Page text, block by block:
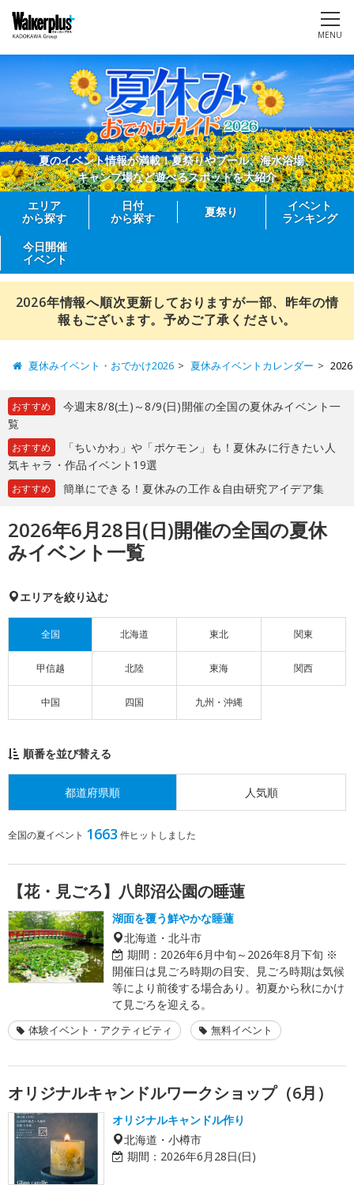
MENU
夏のイベント情報が満載！夏祭りやプール、海水浴場、
キャンプ場など遊べるスポットを大紹介
エリア
から探す
日付
から探す
夏祭り
イベント
ランキング
今日開催
イベント
2026年情報へ順次更新しておりますが一部、昨年の情
報もございます。予めご了承ください。
夏休みイベント・おでかけ2026 夏休みイベントカレンダー
おすすめ
今週末8/8(土)～8/9(日)開催の全国の夏休みイベント一
覧
おすすめ
「ちいかわ」や「ポケモン」も！夏休みに行きたい人
気キャラ・作品イベント19選
おすすめ 簡単にできる！夏休みの工作＆自由研究アイデア集
2026年6月28日(日)開催の全国の夏休
みイベント一覧
エリアを絞り込む
全国 北海道 東北 関東
甲信越 北陸 東海 関西
中国 四国 九州・沖縄
順番を並び替える
都道府県順 人気順
全国の夏イベント 1663 件ヒットしました
【花・見ごろ】八郎沼公園の睡蓮
湖面を覆う鮮やかな睡蓮
北海道・北斗市
期間： 2026年6月中旬～2026年8月下旬 ※
開催日は見ごろ時期の目安、見ごろ時期は気候
等により前後する場合あり。初夏から秋にかけ
て見ごろを迎える。
体験イベント・アクティビティ 無料イベント
オリジナルキャンドルワークショップ（6月）
オリジナルキャンドル作り
北海道・小樽市
期間： 2026年6月28日(日)